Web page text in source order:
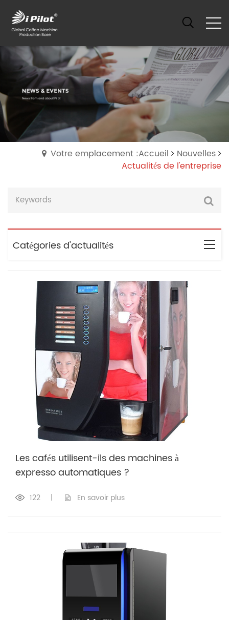
Votre emplacement :Accueil
Nouvelles
Actualités de l'entreprise
Catégories d'actualités
Les cafés utilisent-ils des machines à
expresso automatiques ?
122 | En savoir plus